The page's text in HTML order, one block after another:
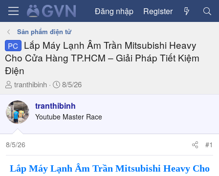
Đăng nhập Register
Sản phẩm điện tử
PC
Lắp Máy Lạnh Âm Trần Mitsubishi Heavy
Cho Cửa Hàng TP.HCM – Giải Pháp Tiết Kiệm
Điện
T
r
e
a
d
s
t
a
tranthibinh
N
à
y
ử
8/5/26
tranthibinh
Youtube Master Race
8/5/26 #1
Lắp Máy Lạnh Âm Trần Mitsubishi Heavy Cho